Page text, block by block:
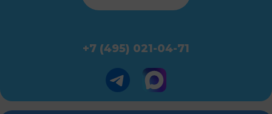
+7 (495) 021-04-71